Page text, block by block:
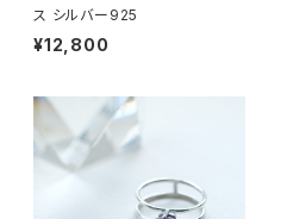
ス シルバー925
¥12,800